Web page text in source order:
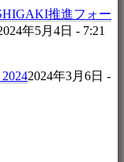
推進フォー
年5月4日 - 7:21
2024年3月6日 -